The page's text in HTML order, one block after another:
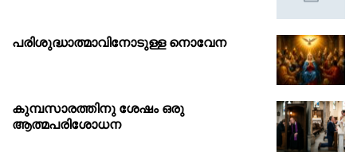
പരിശുദ്ധാത്മാവിനോടുള്ള നൊവേന
കുമ്പസാരത്തിനു ശേഷം ഒരു
ആത്മപരിശോധന